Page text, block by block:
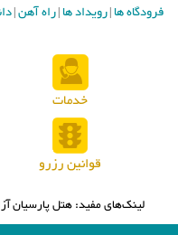
فرودگاه ها|رویداد ها|راه آهن|
خدمات
قوانین رزرو
لینک‌های مفید:هتل پارسیان